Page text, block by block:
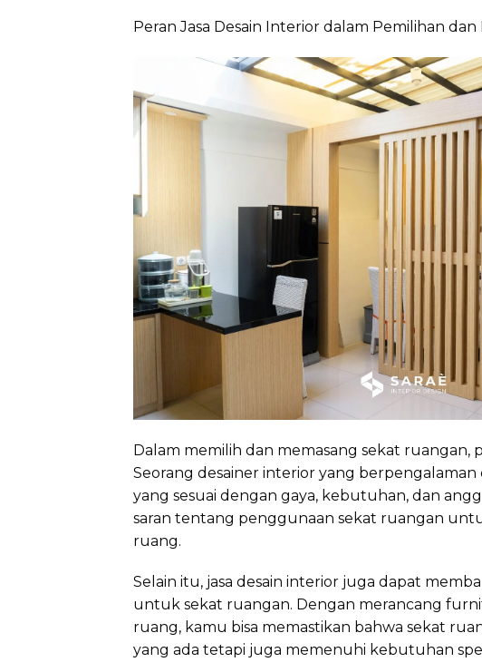
Peran Jasa Desain Interior dalam Pemilihan
Dalam memilih dan memasang sekat ruangan,
Seorang desainer interior yang
yang sesuai dengan gaya, kebutuhan, dan
saran tentang penggunaan sekat ruangan
ruang.
Selain itu, jasa desain interior juga dapat
untuk sekat ruangan. Dengan merancang
ruang, kamu bisa memastikan bahwa sekat
yang ada tetapi juga memenuhi kebutuhan